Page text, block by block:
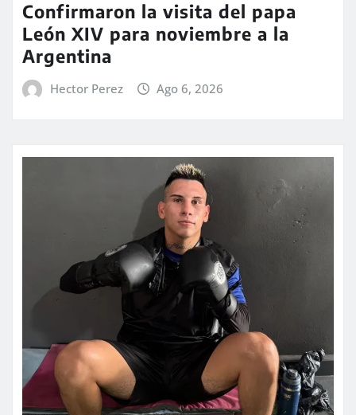
Confirmaron la visita del papa
León XIV para noviembre a la
Argentina
Hector Perez Ago 6, 2026